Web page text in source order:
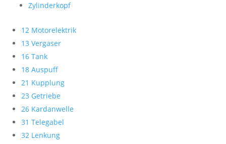
Zylinderkopf
12 Motorelektrik
13 Vergaser
16 Tank
18 Auspuff
21 Kupplung
23 Getriebe
26 Kardanwelle
31 Telegabel
32 Lenkung